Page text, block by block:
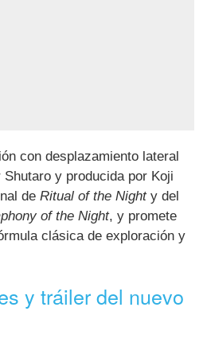
con desplazamiento lateral
y producida por Koji
deRitual of the Nighty del
of the Night, y promete
clásica de exploración y
y tráiler del nuevo